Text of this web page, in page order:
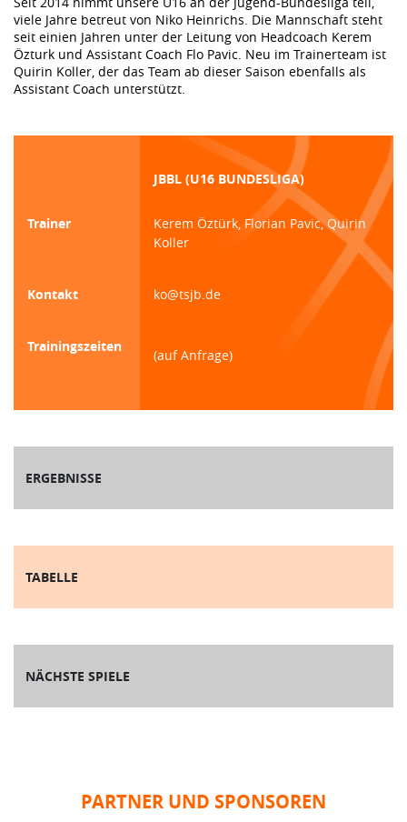
viele Jahre betreut von Niko Heinrichs. Die Mannschaft steht
seit einien Jahren unter der Leitung von Headcoach Kerem
Özturk und Assistant Coach Flo Pavic. Neu im Trainerteam ist
Quirin Koller, der das Team ab dieser Saison ebenfalls als
Assistant Coach unterstützt.
JBBL (U16 BUNDESLIGA)
Trainer
Kerem Öztürk, Florian Pavic, Quirin
Koller
Kontakt ko@tsjb.de
Trainingszeiten
(auf Anfrage)
ERGEBNISSE
TABELLE
NÄCHSTE SPIELE
PARTNER UND SPONSOREN